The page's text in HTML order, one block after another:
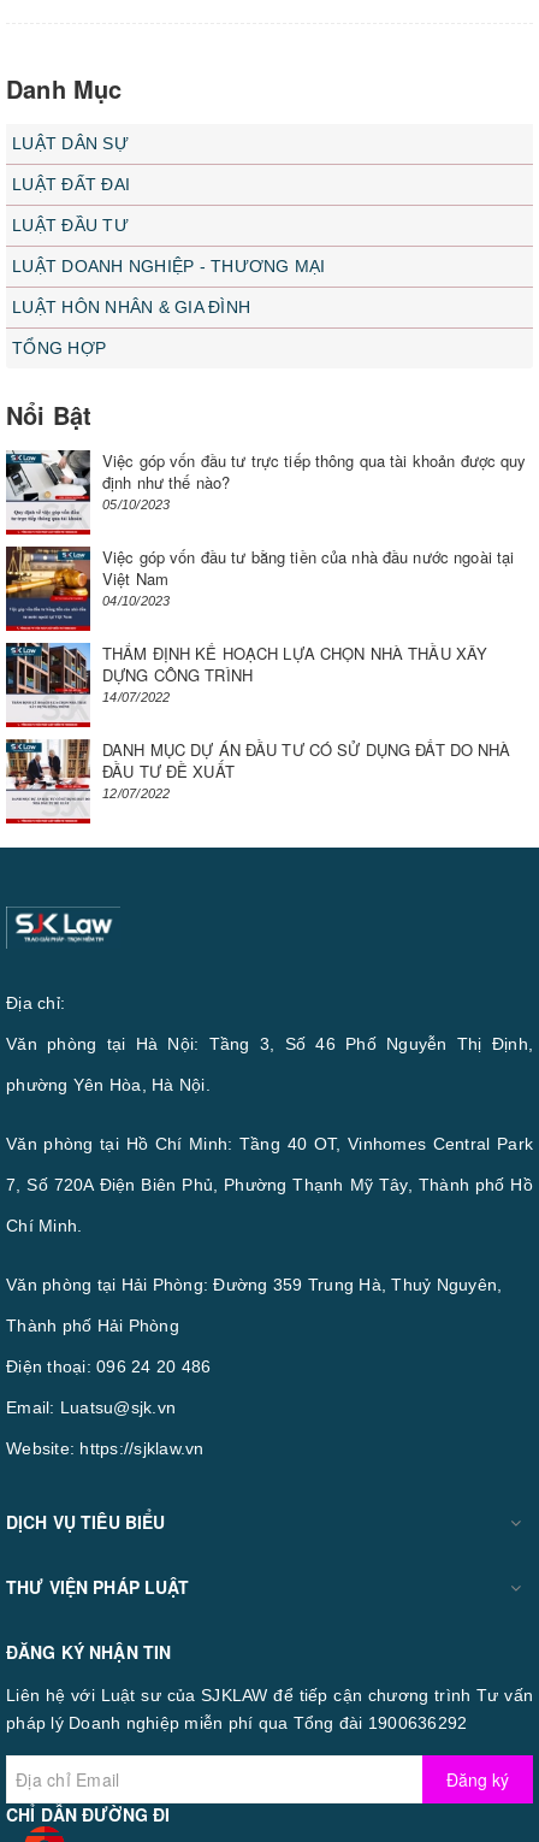
Danh Mục
LUẬT DÂN SỰ
LUẬT ĐẤT ĐAI
LUẬT ĐẦU TƯ
LUẬT DOANH NGHIỆP - THƯƠNG MẠI
LUẬT HÔN NHÂN & GIA ĐÌNH
TỔNG HỢP
Nổi Bật
Việc góp vốn đầu tư trực tiếp thông qua tài khoản được quy
định như thế nào?
05/10/2023
Việc góp vốn đầu tư bằng tiền của nhà đầu nước ngoài tại
Việt Nam
04/10/2023
THẨM ĐỊNH KẾ HOẠCH LỰA CHỌN NHÀ THẦU XÂY
DỰNG CÔNG TRÌNH
14/07/2022
DANH MỤC DỰ ÁN ĐẦU TƯ CÓ SỬ DỤNG ĐẤT DO NHÀ
ĐẦU TƯ ĐỀ XUẤT
12/07/2022
Địa chỉ:
Văn phòng tại Hà Nội: Tầng 3, Số 46 Phố Nguyễn Thị Định,
phường Yên Hòa, Hà Nội.
Văn phòng tại Hồ Chí Minh: Tầng 40 OT, Vinhomes Central Park
7, Số 720A Điện Biên Phủ, Phường Thạnh Mỹ Tây, Thành phố Hồ
Chí Minh.
Văn phòng tại Hải Phòng: Đường 359 Trung Hà, Thuỷ Nguyên,
Thành phố Hải Phòng
Điện thoại: 096 24 20 486
Email: Luatsu@sjk.vn
Website: https://sjklaw.vn
DỊCH VỤ TIÊU BIỂU
THƯ VIỆN PHÁP LUẬT
ĐĂNG KÝ NHẬN TIN
Liên hệ với Luật sư của SJKLAW để tiếp cận chương trình Tư vấn
pháp lý Doanh nghiệp miễn phí qua Tổng đài 1900636292
Đăng ký
CHỈ DẪN ĐƯỜNG ĐI